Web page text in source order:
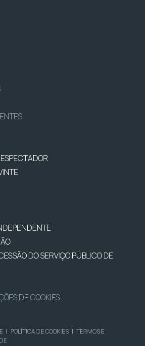
DO SERVIÇO PÚBLICO DE
DE COOKIES
| POLÍTICA DE COOKIES | TERMOS E